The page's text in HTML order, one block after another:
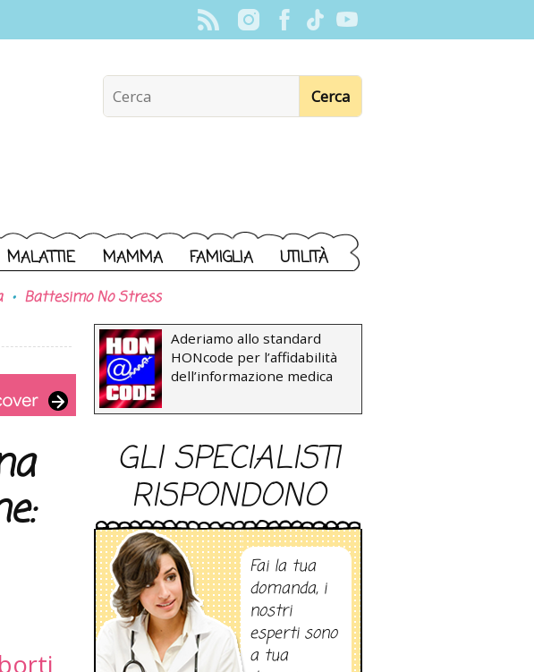
MALATTIE MAMMA FAMIGLIA UTILITÀ
Battesimo No Stress
Aderiamo allo standard
HONcode per l’affidabilità
dell’informazione medica
GLI SPECIALISTI
RISPONDONO
Fai la tua
domanda, i
nostri
esperti sono
a tua